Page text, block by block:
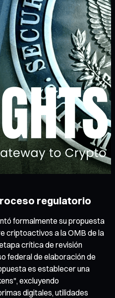
regulatorio
formalmente su propuesta
criptoactivos a la OMB de la
crítica de revisión
federal de elaboración de
es establecer una
excluyendo
digitales, utilidades